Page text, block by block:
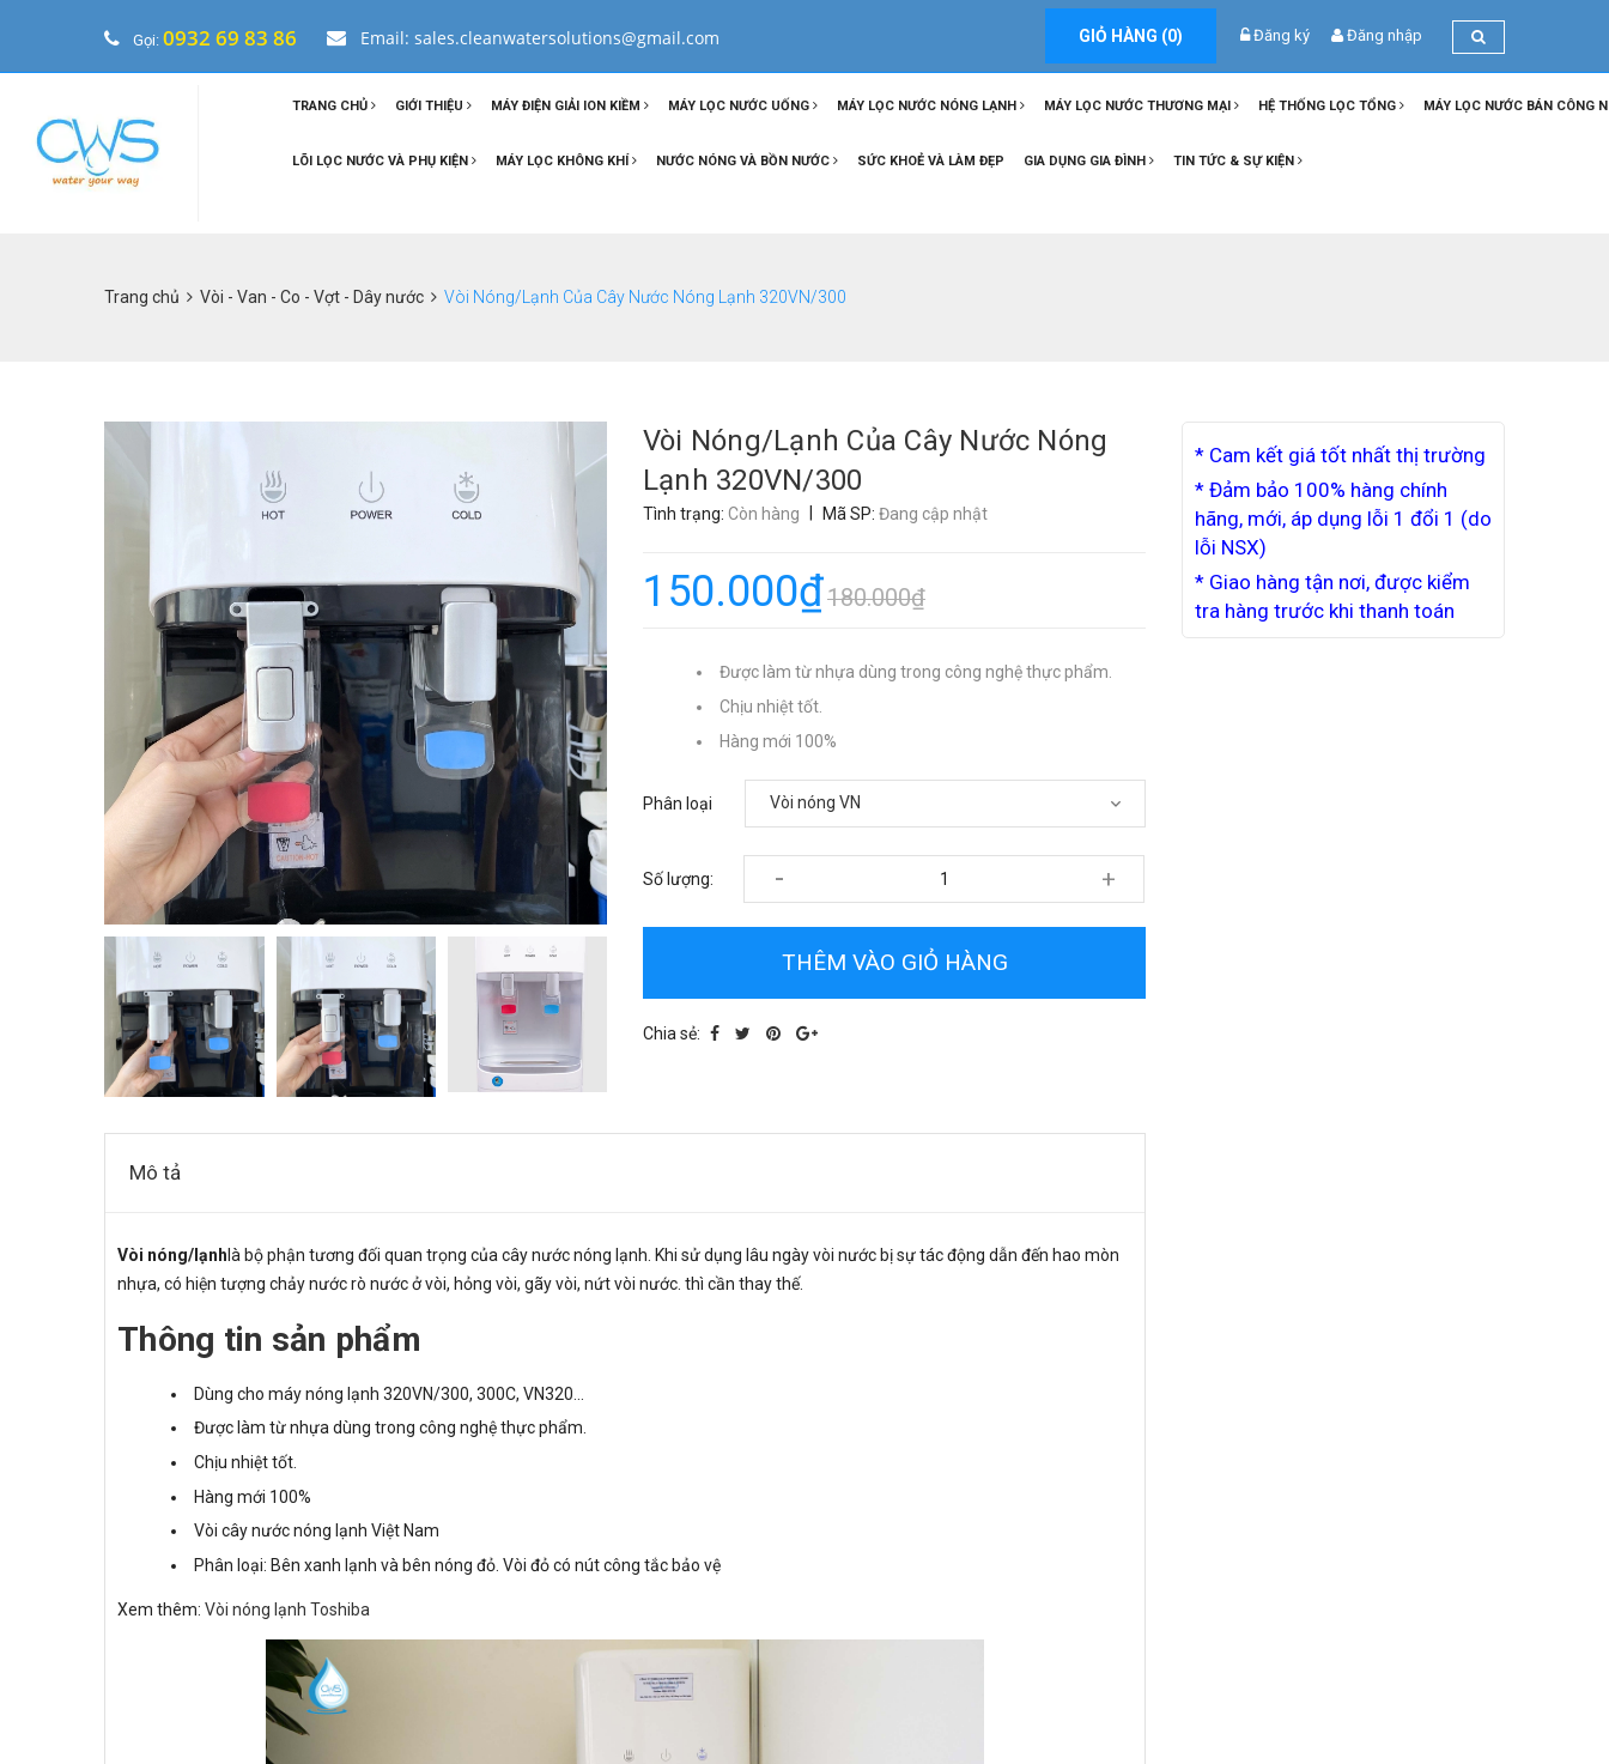
Gọi: 0932 69 83 86 Email: sales.cleanwatersolutions@gmail.com Đăng ký Đăng nhập
GIỎ HÀNG (0)
TRANG CHỦ GIỚI THIỆU MÁY ĐIỆN GIẢI ION KIỀM MÁY LỌC NƯỚC UỐNG MÁY LỌC NƯỚC NÓNG LẠNH MÁY LỌC NƯỚC THƯƠNG MẠI HỆ THỐNG LỌC TỔNG MÁY LỌC NƯỚC BÁN CÔNG
LÕI LỌC NƯỚC VÀ PHỤ KIỆN MÁY LỌC KHÔNG KHÍ NƯỚC NÓNG VÀ BỒN NƯỚC SỨC KHOẺ VÀ LÀM ĐẸP GIA DỤNG GIA ĐÌNH TIN TỨC & SỰ KIỆN
Trang chủ Vòi - Van - Co - Vợt - Dây nước Vòi Nóng/Lạnh Của Cây Nước Nóng Lạnh 320VN/300
Vòi Nóng/Lạnh Của Cây Nước Nóng
Lạnh 320VN/300
Tình trạng: Còn hàng Mã SP: Đang cập nhật
150.000₫180.000₫
Được làm từ nhựa dùng trong công nghệ thực phẩm.
Chịu nhiệt tốt.
Hàng mới 100%
Phân loại
Số lượng: - +
THÊM VÀO GIỎ HÀNG
Chia sẻ:
* Cam kết giá tốt nhất thị trường
* Đảm bảo 100% hàng chính
hãng, mới, áp dụng lỗi 1 đổi 1 (do
lỗi NSX)
* Giao hàng tận nơi, được kiểm
tra hàng trước khi thanh toán
Mô tả
Vòi nóng/lạnh là bộ phận tương đối quan trọng của cây nước nóng lạnh. Khi sử dụng lâu ngày vòi nước bị sự tác động dẫn đến hao mòn
nhựa, có hiện tượng chảy nước rò nước ở vòi, hỏng vòi, gãy vòi, nứt vòi nước. thì cần thay thế.
Thông tin sản phẩm
Dùng cho máy nóng lạnh 320VN/300, 300C, VN320...
Được làm từ nhựa dùng trong công nghệ thực phẩm.
Chịu nhiệt tốt.
Hàng mới 100%
Vòi cây nước nóng lạnh Việt Nam
Phân loại: Bên xanh lạnh và bên nóng đỏ. Vòi đỏ có nút công tắc bảo vệ
Xem thêm: Vòi nóng lạnh Toshiba